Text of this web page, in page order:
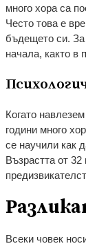
много хора са
Често това е
бъдещето си. За
начала, както в
Когато
години много
се научили как
Възрастта от
Всеки човек